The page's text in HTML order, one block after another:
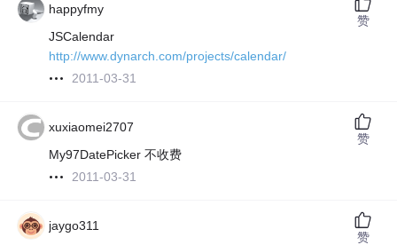
happyfmy
JSCalendar
http://www.dynarch.com/projects/calendar/
2011-03-31
赞
xuxiaomei2707
My97DatePicker 不收费
2011-03-31
赞
jaygo311
赞